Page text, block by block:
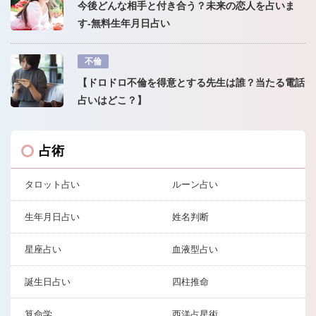
今後どんな相手と付き合う？未来の恋人を占いま
す-無料生年月日占い
不倫
【ドロドロ不倫を得意とする先生は誰？当たる電話
占いはどこ？】
占術
タロット占い ルーン占い
生年月日占い 姓名判断
星座占い 血液型占い
誕生日占い 四柱推命